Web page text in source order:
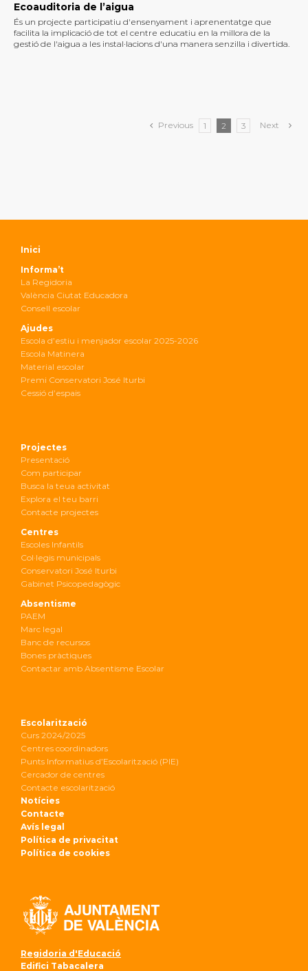
Ecoauditoria de l’aigua
És un projecte participatiu d'ensenyament i aprenentatge que
facilita la implicació de tot el centre educatiu en la millora de la
gestió de l'aigua a les instal·lacions d'una manera senzilla i divertida.
Previous 1 2 3 Next
Inici
Informa’t
La Regidoria
València Ciutat Educadora
Consell escolar
Ajudes
Escola d’estiu i menjador escolar 2025-2026
Escola Matinera
Material escolar
Premi Conservatori José Iturbi
Cessió d’espais
Projectes
Presentació
Com participar
Busca la teua activitat
Explora el teu barri
Contacte projectes
Centres
Escoles Infantils
Col·legis municipals
Conservatori José Iturbi
Gabinet Psicopedagògic
Absentisme
PAEM
Marc legal
Banc de recursos
Bones pràctiques
Contactar amb Absentisme Escolar
Escolarització
Curs 2024/2025
Centres coordinadors
Punts Informatius d’Escolarització (PIE)
Cercador de centres
Contacte escolarització
Notícies
Contacte
Avís legal
Política de privacitat
Política de cookies
Regidoria d'Educació
Edifici Tabacalera